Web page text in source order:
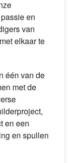
en
van
elkaar te
één van de
met de
en een
en spullen